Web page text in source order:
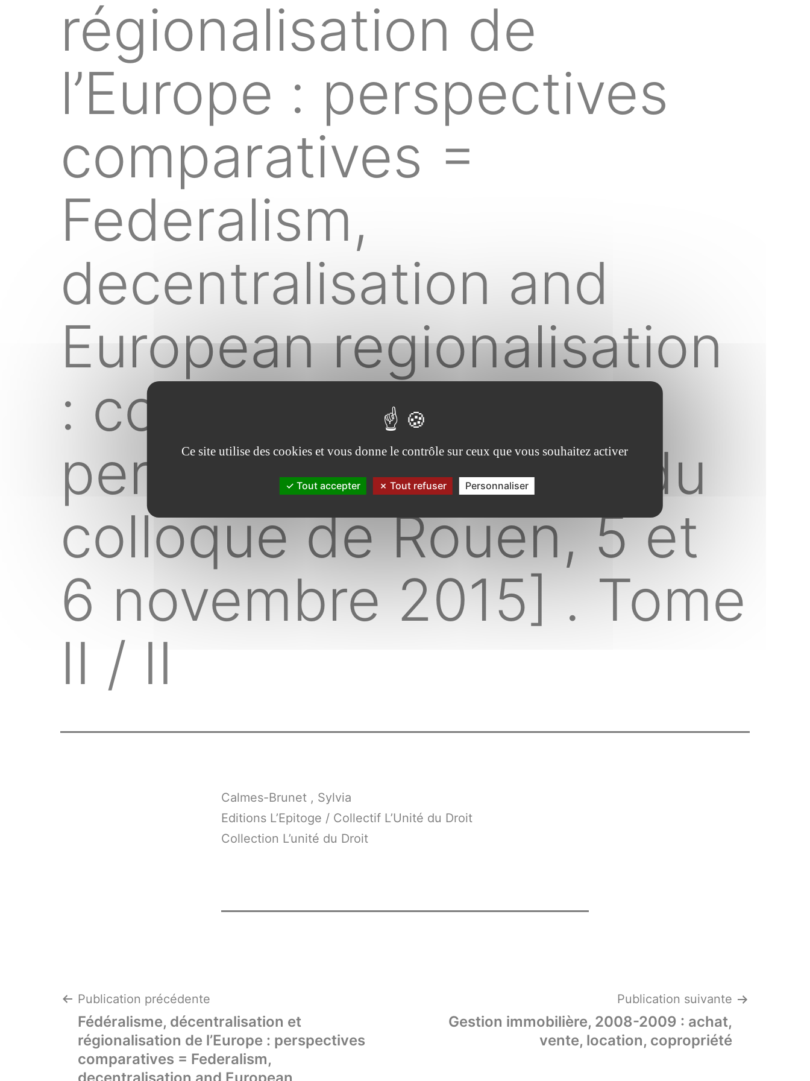
régionalisation de
l’Europe : perspectives
comparatives =
Federalism,
decentralisation and
European regionalisation
: comparative
perspectives : [actes du
colloque de Rouen, 5 et
6 novembre 2015] . Tome
II / II
Calmes-Brunet , Sylvia
Editions L’Epitoge / Collectif L’Unité du Droit
Collection L’unité du Droit
Navigation
de
Publication précédente
Fédéralisme, décentralisation et
régionalisation de l’Europe : perspectives
comparatives = Federalism,
Publication suivante
Gestion immobilière, 2008-2009 : achat,
vente, location, copropriété
Ce site utilise des cookies et vous donne le contrôle sur ceux que vous souhaitez activer
Tout accepter Tout refuser Personnaliser